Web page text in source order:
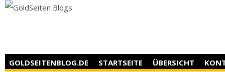
GOLDSEITENBLOG.DE STARTSEITE ÜBERSICHT